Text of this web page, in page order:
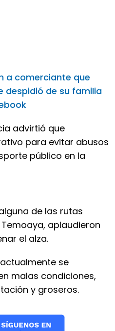
a comerciante que
despidió de su familia
advirtió que
para evitar abusos
público en la
de las rutas
aplaudieron
el alza.
se
malas condiciones,
y groseros.